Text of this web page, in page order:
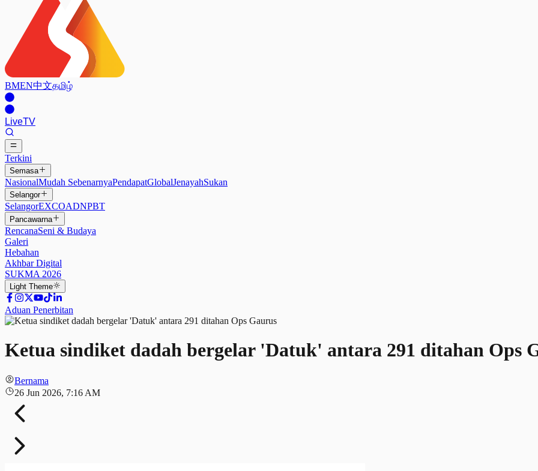
BMEN中文தமிழ்
LiveTV
Terkini
Semasa
NasionalMudah SebenarnyaPendapatGlobalJenayahSukan
Selangor
SelangorEXCOADNPBT
Pancawarna
RencanaSeni & Budaya
Galeri
Hebahan
Akhbar Digital
SUKMA 2026
Light Theme
Aduan Penerbitan
Ketua sindiket dadah bergelar 'Datuk' antara 291 ditahan Ops
Bernama
26 Jun 2026, 7:16 AM